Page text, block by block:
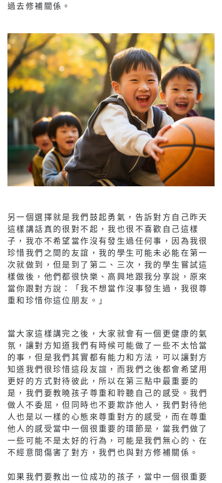
過去修補關係。
另一個選擇就是我們鼓起勇氣，告訴對方自己昨天
這樣講話真的很對不起，我也很不喜歡自己這樣
子，我亦不希望當作沒有發生過任何事，因為我很
珍惜我們之間的友誼，我的學生可能未必能在第一
次就做到，但是到了第二、三次，我的學生嘗試這
樣做後，他們都很快樂、高興地跟我分享說，原來
當你跟對方說：「我不想當作沒事發生過，我很尊
重和珍惜你這位朋友。」
當大家這樣講完之後，大家就會有一個更健康的氣
氛，讓對方知道我們有時候可能做了一些不太恰當
的事，但是我們其實都有能力和方法，可以讓對方
知道我們很珍惜這段友誼，而我們之後都會希望用
更好的方式對待彼此，所以在第三點中最重要的
是，我們要教曉孩子尊重和聆聽自己的感受。我們
做人不委屈，但同時也不要欺詐他人，我們對待他
人也是以一樣的心態來尊重對方的感受，而在尊重
他人的感受當中一個很重要的環節是，當我們做了
一些可能不是太好的行為，可能是我們無心的、在
不經意間傷害了對方，我們也與對方修補關係。
如果我們要教出一位成功的孩子，當中一個很重要